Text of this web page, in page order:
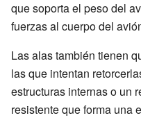
que soporta el peso del
fuerzas al cuerpo del
Las alas también tienen
las que intentan
estructuras internas o un
resistente que forma una